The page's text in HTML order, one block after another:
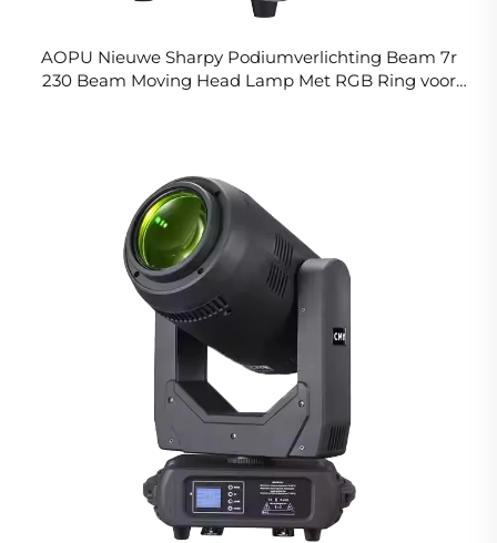
AOPU Nieuwe Sharpy Podiumverlichting Beam 7r
230 Beam Moving Head Lamp Met RGB Ring voor